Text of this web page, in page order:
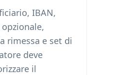
IBAN,
rimessa e set di
deve
il